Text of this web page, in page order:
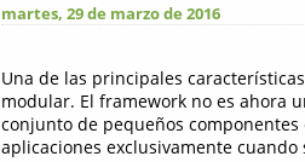
martes, 29 de marzo de 2016
Una de las principales
modular. El framework no es ahora
conjunto de pequeños
aplicaciones exclusivamente cuando